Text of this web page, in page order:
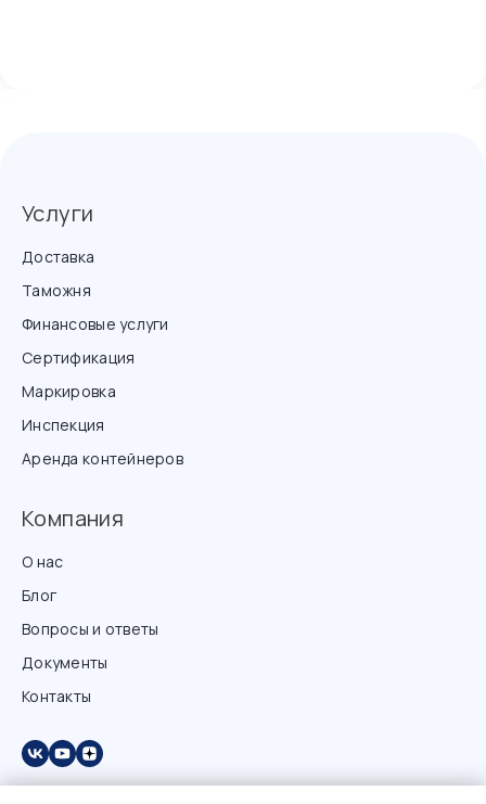
Услуги
Доставка
Таможня
Финансовые услуги
Сертификация
Маркировка
Инспекция
Аренда контейнеров
Компания
О нас
Блог
Вопросы и ответы
Документы
Контакты